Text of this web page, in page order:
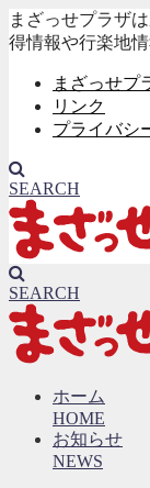
まざっせプラザ
得情報や行楽地情
まざっせプ
リンク
プライバシ
SEARCH
SEARCH
ホーム
HOME
お知らせ
NEWS